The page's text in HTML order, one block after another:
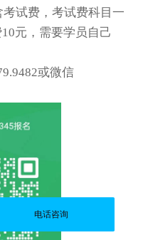
试费，考试费科目一
元，需要学员自己
或微信
电话咨询